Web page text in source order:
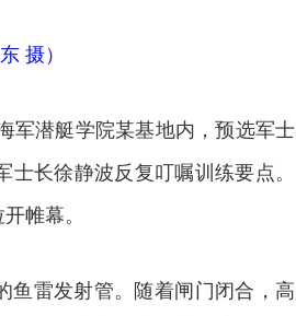
摄）
军潜艇学院某基地内，预选军士
长徐静波反复叮嘱训练要点。
帷幕。
鱼雷发射管。随着闸门闭合，高